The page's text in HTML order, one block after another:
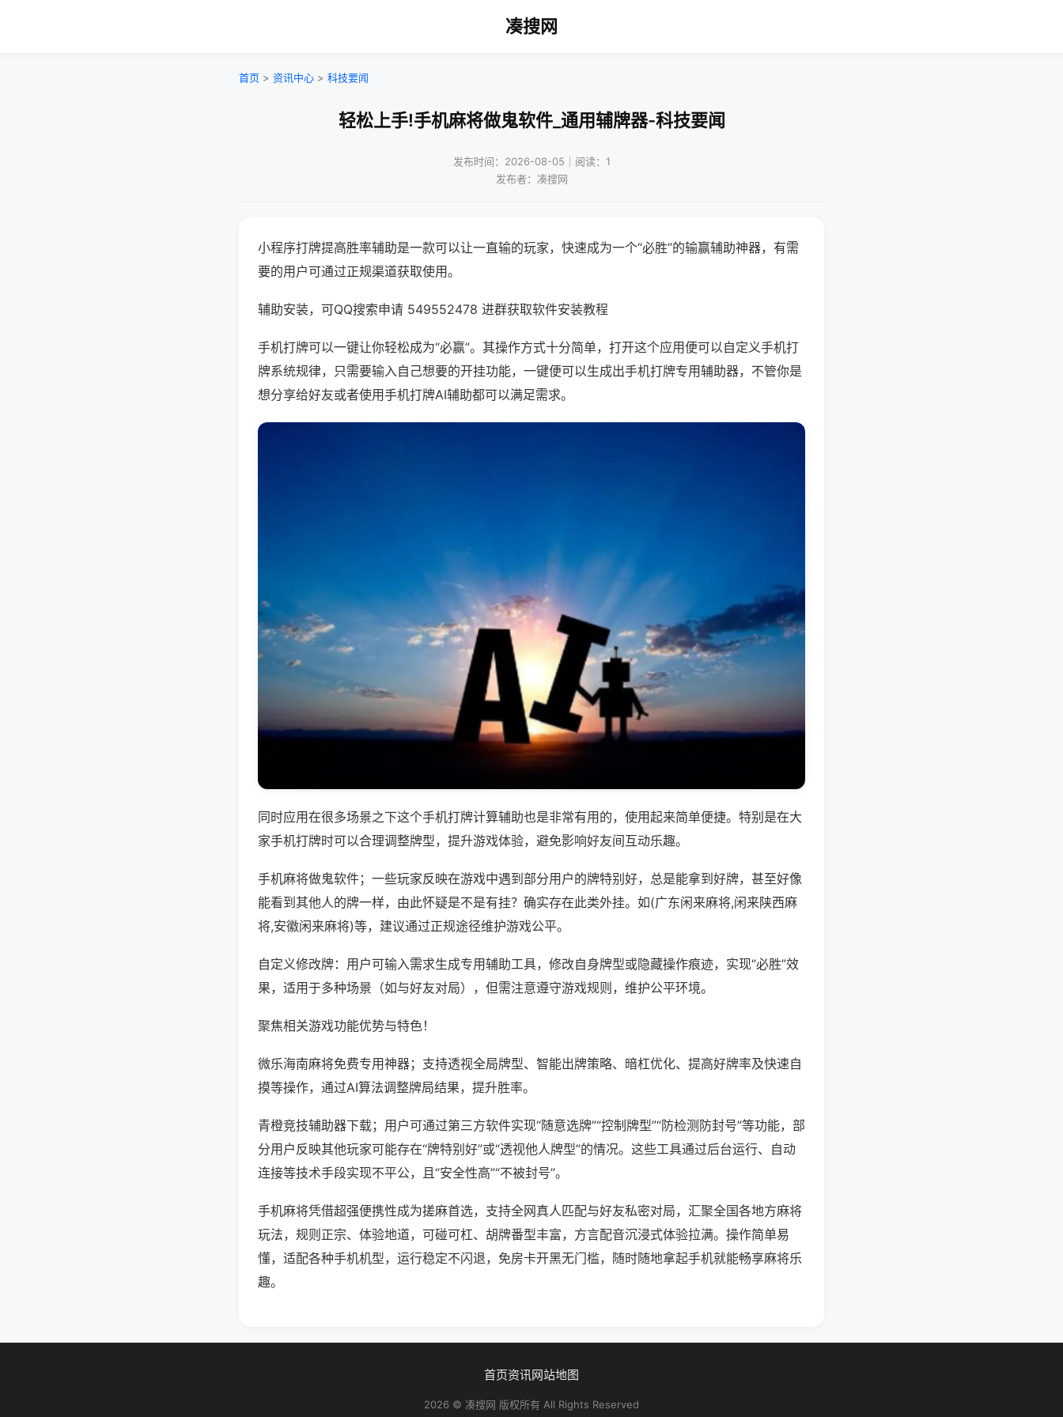
凑搜网
首页 > 资讯中心 > 科技要闻
轻松上手!手机麻将做鬼软件_通用辅牌器-科技要闻
发布时间：2026-08-05｜阅读：1
发布者：凑搜网
小程序打牌提高胜率辅助是一款可以让一直输的玩家，快速成为一个“必胜”的输赢辅助神器，有需
要的用户可通过正规渠道获取使用。
辅助安装，可QQ搜索申请 549552478 进群获取软件安装教程
手机打牌可以一键让你轻松成为“必赢”。其操作方式十分简单，打开这个应用便可以自定义手机打
牌系统规律，只需要输入自己想要的开挂功能，一键便可以生成出手机打牌专用辅助器，不管你是
想分享给好友或者使用手机打牌AI辅助都可以满足需求。
同时应用在很多场景之下这个手机打牌计算辅助也是非常有用的，使用起来简单便捷。特别是在大
家手机打牌时可以合理调整牌型，提升游戏体验，避免影响好友间互动乐趣。
手机麻将做鬼软件；一些玩家反映在游戏中遇到部分用户的牌特别好，总是能拿到好牌，甚至好像
能看到其他人的牌一样，由此怀疑是不是有挂？确实存在此类外挂。如(广东闲来麻将,闲来陕西麻
将,安徽闲来麻将)等，建议通过正规途径维护游戏公平。
自定义修改牌：用户可输入需求生成专用辅助工具，修改自身牌型或隐藏操作痕迹，实现“必胜”效
果，适用于多种场景（如与好友对局），但需注意遵守游戏规则，维护公平环境。
聚焦相关游戏功能优势与特色！
微乐海南麻将免费专用神器；支持透视全局牌型、智能出牌策略、暗杠优化、提高好牌率及快速自
摸等操作，通过AI算法调整牌局结果，提升胜率。
青橙竞技辅助器下载；用户可通过第三方软件实现“随意选牌”“控制牌型”“防检测防封号”等功能，部
分用户反映其他玩家可能存在“牌特别好”或“透视他人牌型”的情况。这些工具通过后台运行、自动
连接等技术手段实现不平公，且“安全性高”“不被封号”。
手机麻将凭借超强便携性成为搓麻首选，支持全网真人匹配与好友私密对局，汇聚全国各地方麻将
玩法，规则正宗、体验地道，可碰可杠、胡牌番型丰富，方言配音沉浸式体验拉满。操作简单易
懂，适配各种手机机型，运行稳定不闪退，免房卡开黑无门槛，随时随地拿起手机就能畅享麻将乐
趣。
首页资讯网站地图
2026 © 凑搜网 版权所有 All Rights Reserved